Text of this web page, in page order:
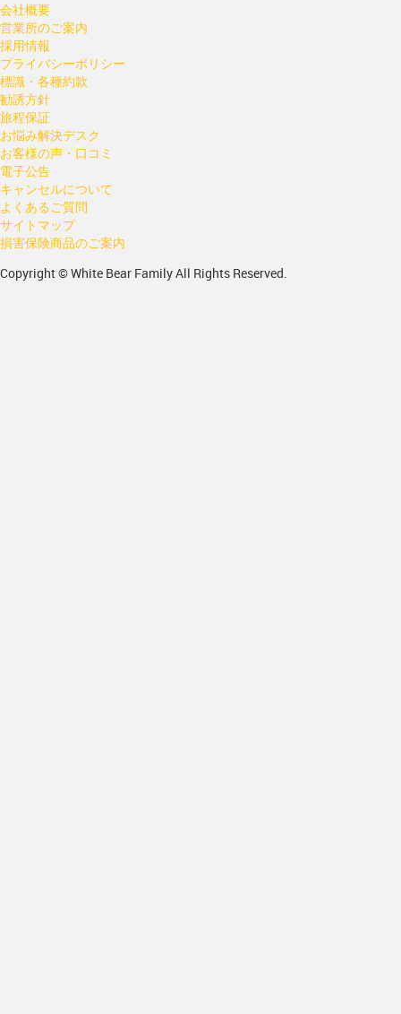
会社概要
営業所のご案内
採用情報
プライバシーポリシー
標識・各種約款
勧誘方針
旅程保証
お悩み解決デスク
お客様の声・口コミ
電子公告
キャンセルについて
よくあるご質問
サイトマップ
損害保険商品のご案内
Copyright © White Bear Family All Rights Reserved.